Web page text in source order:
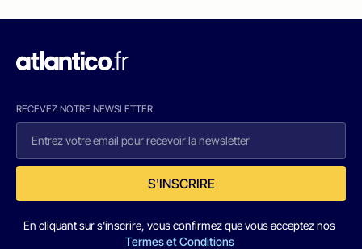
RECEVEZ NOTRE NEWSLETTER
S'INSCRIRE
En cliquant sur s'inscrire, vous confirmez que vous acceptez nos
Termes et Conditions